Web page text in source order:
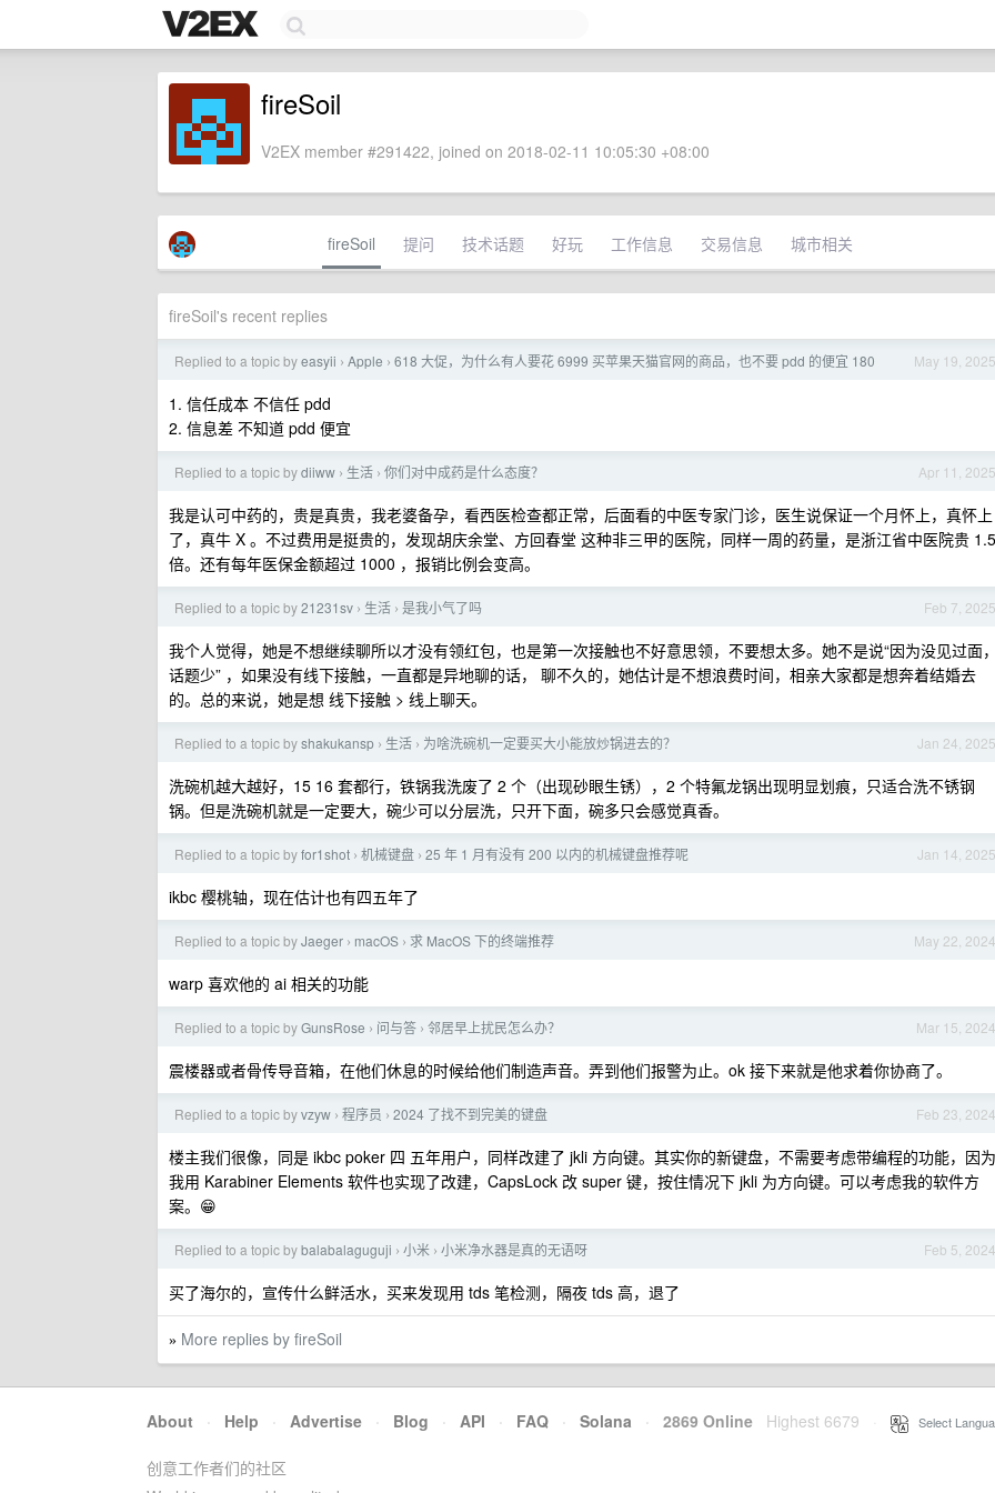
fireSoil
V2EX member #291422, joined on 2018-02-11 10:05:30 +08:00
fireSoil 提问 技术话题 好玩 工作信息 交易信息 城市相关
fireSoil's recent replies
May 19, 2025
Replied to a topic byeasyii › Apple › 618 大促，为什么有人要花 6999 买苹果天猫官网的商品，也不要 pdd 的便宜 180
1. 信任成本 不信任 pdd
2. 信息差 不知道 pdd 便宜
Apr 11, 2025
Replied to a topic bydiiww › 生活 › 你们对中成药是什么态度？
我是认可中药的，贵是真贵，我老婆备孕，看西医检查都正常，后面看的中医专家门诊，医生说保证一个月怀上，真怀上
了，真牛 X 。不过费用是挺贵的，发现胡庆余堂、方回春堂 这种非三甲的医院，同样一周的药量，是浙江省中医院贵 1.5
倍。还有每年医保金额超过 1000 ，报销比例会变高。
Feb 7, 2025
Replied to a topic by21231sv › 生活 › 是我小气了吗
我个人觉得，她是不想继续聊所以才没有领红包，也是第一次接触也不好意思领，不要想太多。她不是说“因为没见过面，
话题少” ，如果没有线下接触，一直都是异地聊的话， 聊不久的，她估计是不想浪费时间，相亲大家都是想奔着结婚去
的。总的来说，她是想 线下接触 > 线上聊天。
Jan 24, 2025
Replied to a topic byshakukansp › 生活 › 为啥洗碗机一定要买大小能放炒锅进去的？
洗碗机越大越好，15 16 套都行，铁锅我洗废了 2 个（出现砂眼生锈），2 个特氟龙锅出现明显划痕，只适合洗不锈钢
锅。但是洗碗机就是一定要大，碗少可以分层洗，只开下面，碗多只会感觉真香。
Jan 14, 2025
Replied to a topic byfor1shot › 机械键盘 › 25 年 1 月有没有 200 以内的机械键盘推荐呢
ikbc 樱桃轴，现在估计也有四五年了
May 22, 2024
Replied to a topic byJaeger › macOS › 求 MacOS 下的终端推荐
warp 喜欢他的 ai 相关的功能
Mar 15, 2024
Replied to a topic byGunsRose › 问与答 › 邻居早上扰民怎么办？
震楼器或者骨传导音箱，在他们休息的时候给他们制造声音。弄到他们报警为止。ok 接下来就是他求着你协商了。
Feb 23, 2024
Replied to a topic byvzyw › 程序员 › 2024 了找不到完美的键盘
楼主我们很像，同是 ikbc poker 四 五年用户，同样改建了 jkli 方向键。其实你的新键盘，不需要考虑带编程的功能，因为
我用 Karabiner Elements 软件也实现了改建，CapsLock 改 super 键，按住情况下 jkli 为方向键。可以考虑我的软件方
案。😁
Feb 5, 2024
Replied to a topic bybalabalaguguji › 小米 › 小米净水器是真的无语呀
买了海尔的，宣传什么鲜活水，买来发现用 tds 笔检测，隔夜 tds 高，退了
» More replies by fireSoil
About · Help · Advertise · Blog · API · FAQ · Solana · 2869 Online Highest 6679 Select
创意工作者们的社区